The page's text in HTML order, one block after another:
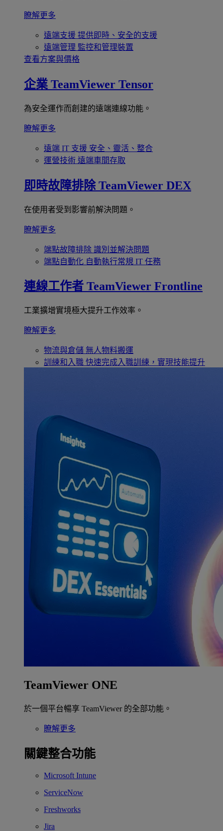
瞭解更多
遠端支援 提供即時、安全的支援
遠端管理 監控和管理裝置
查看方案與價格
企業 TeamViewer Tensor
為安全運作而創建的遠端連線功能。
瞭解更多
遠端 IT 支援 安全、靈活、整合
運營技術 遠端車間存取
即時故障排除 TeamViewer DEX
在使用者受到影響前解決問題。
瞭解更多
端點故障排除 識別並解決問題
端點自動化 自動執行常規 IT 任務
連線工作者 TeamViewer Frontline
工業擴增實境極大提升工作效率。
瞭解更多
物流與倉儲 無人物料搬運
訓練和入職 快速完成入職訓練，實現技能提升
TeamViewer ONE
於一個平台暢享 TeamViewer 的全部功能。
瞭解更多
關鍵整合功能
Microsoft Intune
ServiceNow
Freshworks
Jira